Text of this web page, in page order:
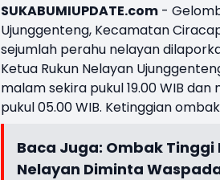
SUKABUMIUPDATE.com -
Ujunggenteng, Kecamatan
sejumlah perahu nelayan
Ketua Rukun Nelayan
malam sekira pukul 19.00 WIB
pukul 05.00 WIB. Ketinggian
Baca Juga: Ombak Tinggi
Nelayan Diminta